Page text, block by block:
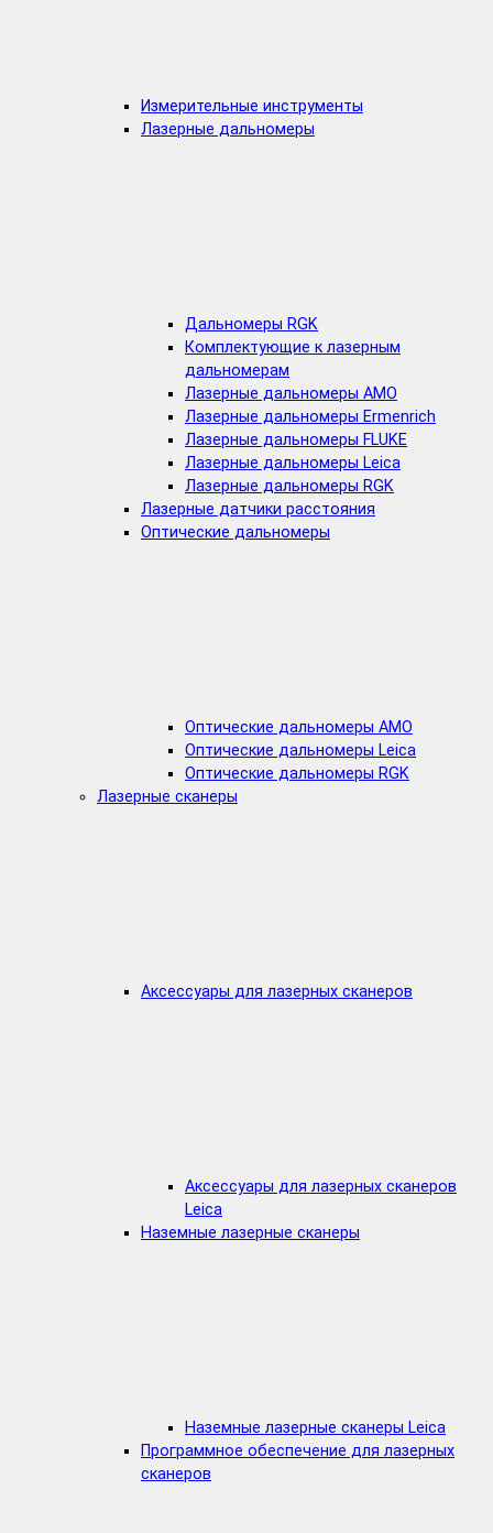
Измерительные инструменты
Лазерные дальномеры
Дальномеры RGK
Комплектующие к лазерным
дальномерам
Лазерные дальномеры AMO
Лазерные дальномеры Ermenrich
Лазерные дальномеры FLUKE
Лазерные дальномеры Leica
Лазерные дальномеры RGK
Лазерные датчики расстояния
Оптические дальномеры
Оптические дальномеры AMO
Оптические дальномеры Leica
Оптические дальномеры RGK
Лазерные сканеры
Аксессуары для лазерных сканеров
Аксессуары для лазерных сканеров
Leica
Наземные лазерные сканеры
Наземные лазерные сканеры Leica
Программное обеспечение для лазерных
сканеров